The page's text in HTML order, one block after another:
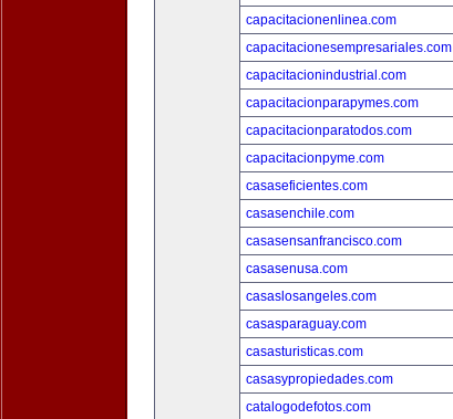
capacitacionenlinea.com
capacitacionesempresariales.com
capacitacionindustrial.com
capacitacionparapymes.com
capacitacionparatodos.com
capacitacionpyme.com
casaseficientes.com
casasenchile.com
casasensanfrancisco.com
casasenusa.com
casaslosangeles.com
casasparaguay.com
casasturisticas.com
casasypropiedades.com
catalogodefotos.com